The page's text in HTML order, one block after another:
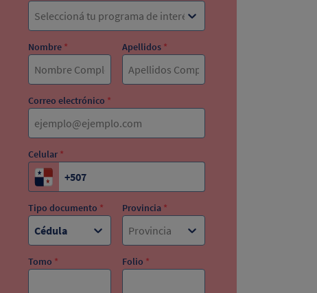
Seleccioná tu programa de interés
Nombre * Apellidos *
Correo electrónico *
Celular *
Tipo documento *
Cédula
Provincia *
Provincia
Tomo * Folio *